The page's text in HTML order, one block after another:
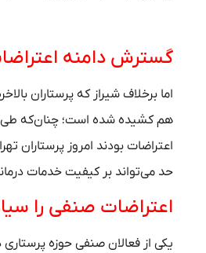
گسترش دامنه
اما برخلاف شیراز که پرستاران
هم کشیده شده است؛ چنان‌که طی
اعتراضات بودند امروز پرستاران
حد می‌تواند بر کیفیت خدمات
اعتراضات صنفی را
یکی از فعالان صنفی حوزه پرستاری